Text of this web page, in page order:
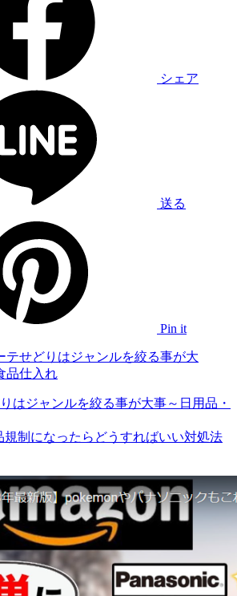
シェア
送る
Pin it
はジャンルを絞る事が大事～日用品・
規制になったらどうすればいい対処法